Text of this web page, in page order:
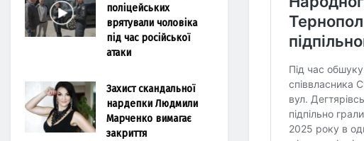
поліцейських
врятували чоловіка
під час російської
атаки
Захист скандальної
нардепки Людмили
Марченко вимагає
закриття